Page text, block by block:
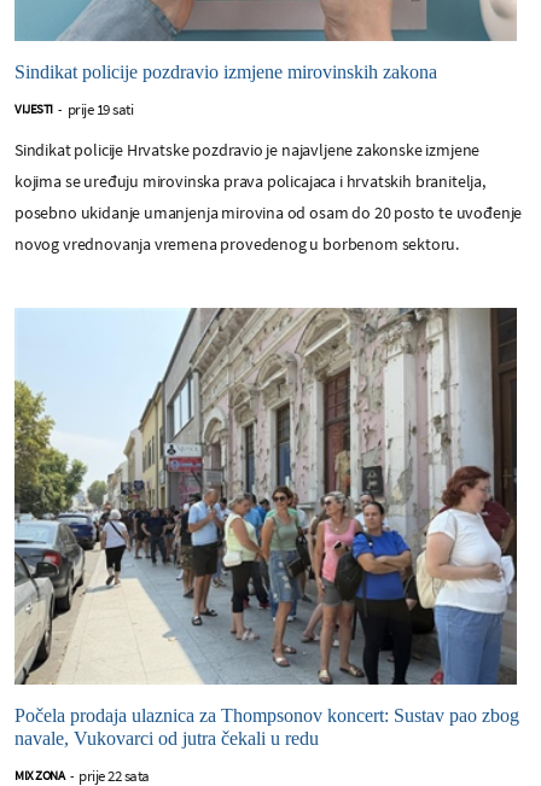
Sindikat policije pozdravio izmjene mirovinskih zakona
VIJESTI - prije 19 sati
Sindikat policije Hrvatske pozdravio je najavljene zakonske izmjene
kojima se uređuju mirovinska prava policajaca i hrvatskih branitelja,
posebno ukidanje umanjenja mirovina od osam do 20 posto te uvođenje
novog vrednovanja vremena provedenog u borbenom sektoru.
Počela prodaja ulaznica za Thompsonov koncert: Sustav pao zbog
navale, Vukovarci od jutra čekali u redu
MIX ZONA - prije 22 sata